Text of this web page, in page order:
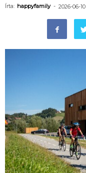
Írta: happyfamily - 2026-06-10